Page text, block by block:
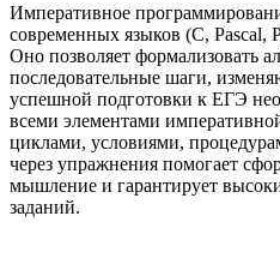
Императивное
современных языков (C, Pascal,
Оно позволяет формализовать
последовательные шаги,
успешной подготовки к ЕГЭ
всеми элементами
циклами, условиями,
через упражнения помогает
мышление и гарантирует
заданий.